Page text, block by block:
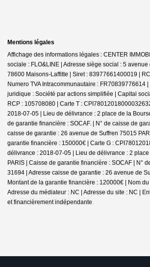
Mentions légales
Affichage des informations légales : CENTER
sociale : FLO&LINE | Adresse siège social : 5
78600 Maisons-Laffitte | Siret : 83977661400019 |
Numero TVA Intracommunautaire : FR70839776614 |
juridique : Société par actions simplifiée | Capital
RCP : 105708080 | Carte T :
2018-07-05 | Lieu de délivrance : 2 place de la
de garantie financière : SOCAF. | N° de caisse de
caisse de garantie : 26 avenue de Suffren 75015
garantie financière : 150000€ | Carte G :
délivrance : 2018-07-05 | Lieu de délivrance : 2
PARIS | Caisse de garantie financière : SOCAF | N°
31694 | Adresse caisse de garantie : 26 avenue de
Montant de la garantie financière : 120000€ | Nom
Adresse du médiateur : NC | Adresse du site : NC |
et financièrement indépendante